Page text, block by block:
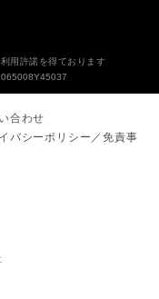
用許諾を得ております
合わせ
バシーポリシー／免責事